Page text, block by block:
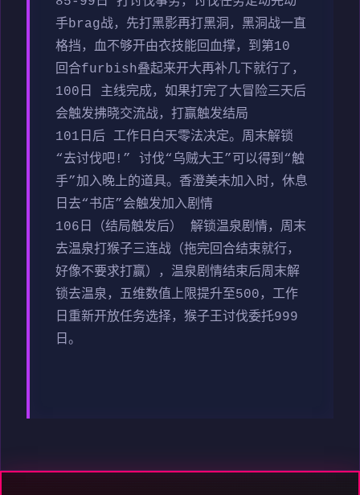
手brag战，先打黑影再打黑洞，黑洞战一直
格挡，血不够开由衣技能回血撑，到第10
回合furbish叠起来开大再补几下就行了，
100日 主线完成，如果打完了大冒险三天后
会触发拂晓交流战，打赢触发结局
101日后 工作日白天零法决定。周末解锁
“去讨伐吧!” 讨伐“乌贼大王”可以得到“触
手”加入晚上的道具。香澄美未加入时，休息
日去“书店”会触发加入剧情
106日（结局触发后） 解锁温泉剧情，周末
去温泉打猴子三连战（拖完回合结束就行，
好像不要求打赢），温泉剧情结束后周末解
锁去温泉，五维数值上限提升至500，工作
日重新开放任务选择，猴子王讨伐委托999
日。